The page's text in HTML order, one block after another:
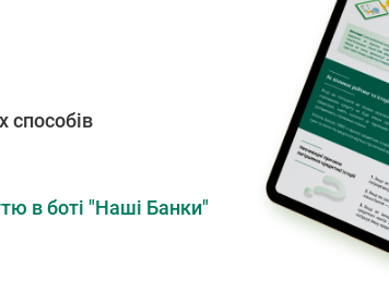
способів
в боті "Наші Банки"